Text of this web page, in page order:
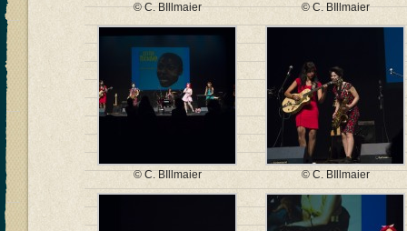
© C. BIllmaier © C. BIllmaier
© C. BIllmaier © C. BIllmaier